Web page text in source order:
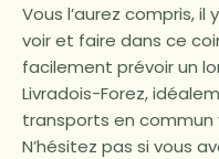
Vous l’aurez compris, il
voir et faire dans ce
facilement prévoir un
Livradois-Forez,
transports en
N’hésitez pas si vous